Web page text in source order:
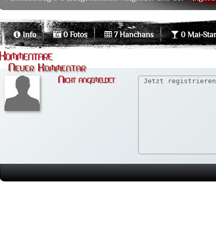
Info 0 Fotos 7 Hanchans 0 Mai-
Kommentare
Neuer Kommentar
Nicht angemeldet